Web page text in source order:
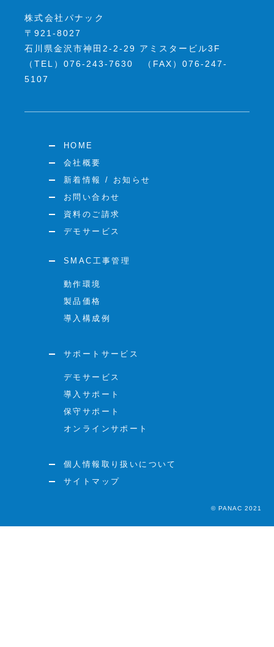
株式会社パナック
〒921-8027
石川県金沢市神田2-2-29 アミスタービル3F
（TEL）076-243-7630 （FAX）076-247-
5107
HOME
会社概要
新着情報 / お知らせ
お問い合わせ
資料のご請求
デモサービス
SMAC工事管理
動作環境
製品価格
導入構成例
サポートサービス
デモサービス
導入サポート
保守サポート
オンラインサポート
個人情報取り扱いについて
サイトマップ
© PANAC 2021